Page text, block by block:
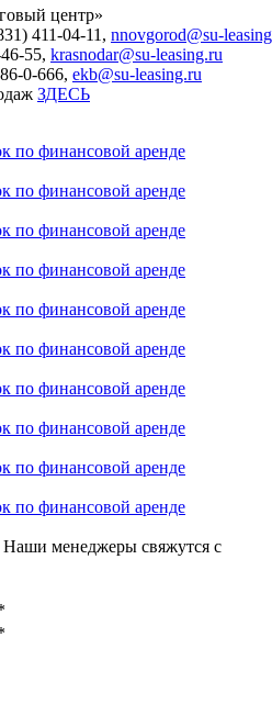
центр»
411-04-11, nnovgorod@su-
55, krasnodar@su-leasing.ru
0-666, ekb@su-leasing.ru
ЗДЕСЬ
Наши менеджеры свяжутся с